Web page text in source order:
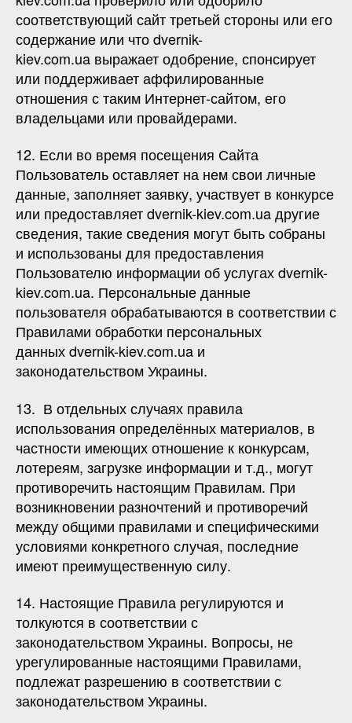
соответствующий сайт третьей стороны или его
содержание или что dvernik-
kiev.com.ua выражает одобрение, спонсирует
или поддерживает аффилированные
отношения с таким Интернет-сайтом, его
владельцами или провайдерами.
12. Если во время посещения Сайта
Пользователь оставляет на нем свои личные
данные, заполняет заявку, участвует в конкурсе
или предоставляет dvernik-kiev.com.ua другие
сведения, такие сведения могут быть собраны
и использованы для предоставления
Пользователю информации об услугах dvernik-
kiev.com.ua. Персональные данные
пользователя обрабатываются в соответствии с
Правилами обработки персональных
данных dvernik-kiev.com.ua и
законодательством Украины.
13. В отдельных случаях правила
использования определённых материалов, в
частности имеющих отношение к конкурсам,
лотереям, загрузке информации и т.д., могут
противоречить настоящим Правилам. При
возникновении разночтений и противоречий
между общими правилами и специфическими
условиями конкретного случая, последние
имеют преимущественную силу.
14. Настоящие Правила регулируются и
толкуются в соответствии с
законодательством Украины. Вопросы, не
урегулированные настоящими Правилами,
подлежат разрешению в соответствии с
законодательством Украины.